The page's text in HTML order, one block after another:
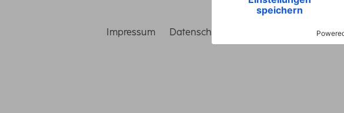
Impressum Datenschutz Garantiebestimmungen